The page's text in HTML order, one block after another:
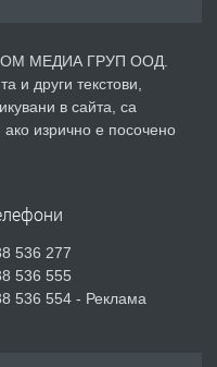
преди 4 дни
в гр. Хасково кв.
НА МЕБЕЛИ.
МЕДИА ГРУП ООД.
и други текстови,
в сайта, са
ако изрично е посочено
536 277
536 555
536 554 - Реклама